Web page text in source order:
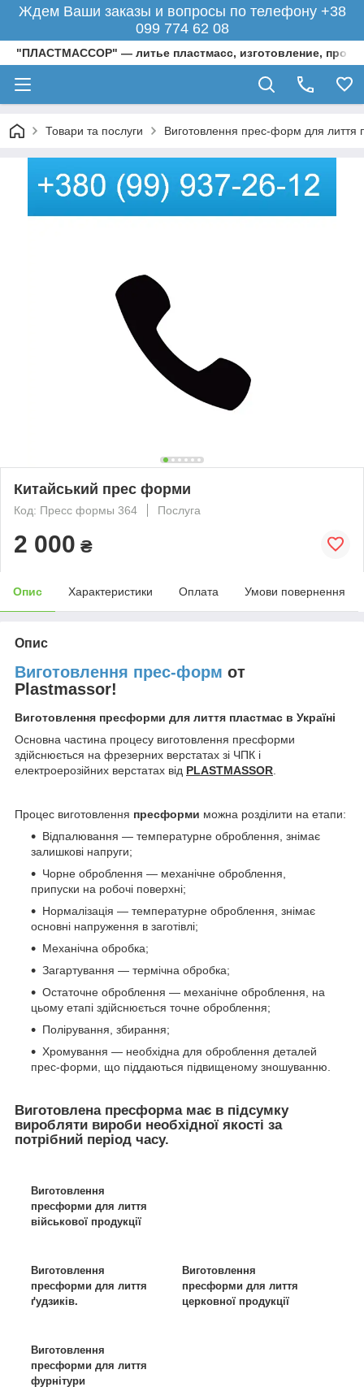
Ждем Ваши заказы и вопросы по телефону +38
099 774 62 08
"ПЛАСТМАССОР" — литье пластмасс, изготовление,
Товари та послуги Виготовлення прес-форм для лиття
Китайський прес форми
Код: Пресс формы 364 Послуга
2 000 ₴
Опис Характеристики Оплата Умови повернення
Опис
Виготовлення прес-форм от
Plastmassor!
Виготовлення пресформи для лиття пластмас в Україні
Основна частина процесу виготовлення пресформи
здійснюється на фрезерних верстатах зі ЧПК і
електроерозійних верстатах від PLASTMASSOR.
Процес виготовлення пресформи можна розділити на етапи:
Відпалювання — температурне оброблення, знімає
залишкові напруги;
Чорне оброблення — механічне оброблення,
припуски на робочі поверхні;
Нормалізація — температурне оброблення, знімає
основні напруження в заготівлі;
Механічна обробка;
Загартування — термічна обробка;
Остаточне оброблення — механічне оброблення, на
цьому етапі здійснюється точне оброблення;
Полірування, збирання;
Хромування — необхідна для оброблення деталей
прес-форми, що піддаються підвищеному зношуванню.
Виготовлена пресформа має в підсумку
виробляти вироби необхідної якості за
потрібний період часу.
Виготовлення
пресформи для лиття
військової продукції
Виготовлення
пресформи для лиття
ґудзиків.
Виготовлення
пресформи для лиття
церковної продукції
Виготовлення
пресформи для лиття
фурнітури